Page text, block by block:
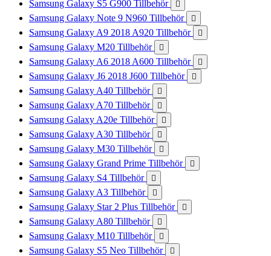
Samsung Galaxy S5 G900 Tillbehör 
Samsung Galaxy Note 9 N960 Tillbehör 
Samsung Galaxy A9 2018 A920 Tillbehör 
Samsung Galaxy M20 Tillbehör 
Samsung Galaxy A6 2018 A600 Tillbehör 
Samsung Galaxy J6 2018 J600 Tillbehör 
Samsung Galaxy A40 Tillbehör 
Samsung Galaxy A70 Tillbehör 
Samsung Galaxy A20e Tillbehör 
Samsung Galaxy A30 Tillbehör 
Samsung Galaxy M30 Tillbehör 
Samsung Galaxy Grand Prime Tillbehör 
Samsung Galaxy S4 Tillbehör 
Samsung Galaxy A3 Tillbehör 
Samsung Galaxy Star 2 Plus Tillbehör 
Samsung Galaxy A80 Tillbehör 
Samsung Galaxy M10 Tillbehör 
Samsung Galaxy S5 Neo Tillbehör 